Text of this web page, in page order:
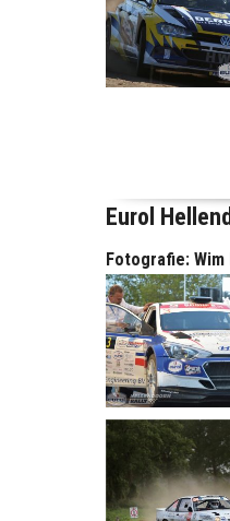
Eurol
Fotografie: Wim